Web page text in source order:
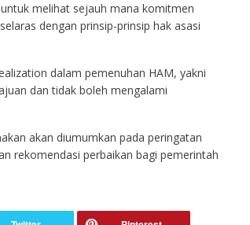
melihat sejauh mana komitmen
dengan prinsip-prinsip hak asasi
dalam pemenuhan HAM, yakni
dan tidak boleh mengalami
akan diumumkan pada peringatan
rekomendasi perbaikan bagi pemerintah